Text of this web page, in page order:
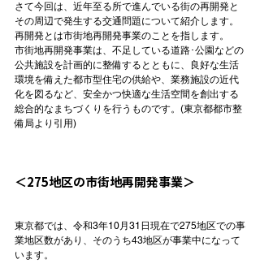
さて今回は、近年至る所で進んでいる街の再開発と
その周辺で発生する交通問題について紹介します。
再開発とは市街地再開発事業のことを指します。
市街地再開発事業は、不足している道路･公園などの
公共施設を計画的に整備するとともに、良好な生活
環境を備えた都市型住宅の供給や、業務施設の近代
化を図るなど、安全かつ快適な生活空間を創出する
総合的なまちづくりを行うものです。(東京都都市整
備局より引用)
＜275地区の市街地再開発事業＞
東京都では、令和3年10月31日現在で275地区での事
業地区数があり、そのうち43地区が事業中になって
います。